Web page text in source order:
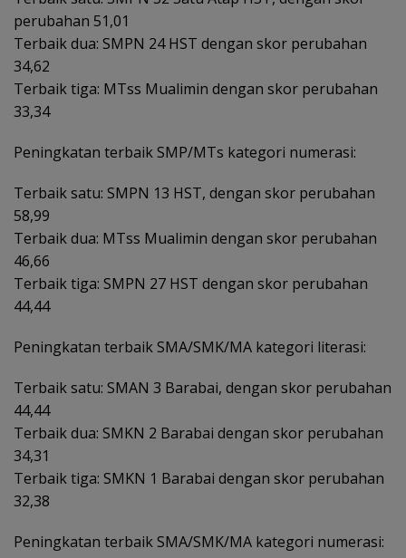
perubahan 51,01
Terbaik dua: SMPN 24 HST dengan skor perubahan
34,62
Terbaik tiga: MTss Mualimin dengan skor perubahan
33,34
Peningkatan terbaik SMP/MTs kategori numerasi:
Terbaik satu: SMPN 13 HST, dengan skor perubahan
58,99
Terbaik dua: MTss Mualimin dengan skor perubahan
46,66
Terbaik tiga: SMPN 27 HST dengan skor perubahan
44,44
Peningkatan terbaik SMA/SMK/MA kategori literasi:
Terbaik satu: SMAN 3 Barabai, dengan skor perubahan
44,44
Terbaik dua: SMKN 2 Barabai dengan skor perubahan
34,31
Terbaik tiga: SMKN 1 Barabai dengan skor perubahan
32,38
Peningkatan terbaik SMA/SMK/MA kategori numerasi: